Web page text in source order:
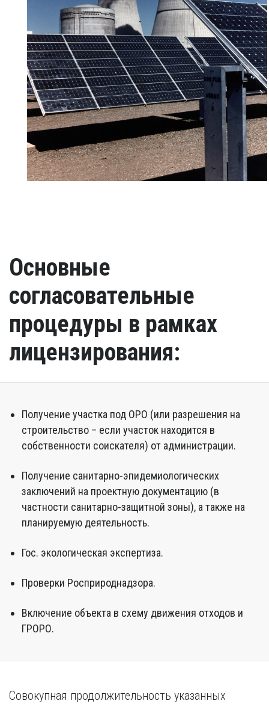
Основные
согласовательные
процедуры в рамках
лицензирования:
Получение участка под ОРО (или разрешения на
строительство – если участок находится в
собственности соискателя) от администрации.
Получение санитарно-эпидемиологических
заключений на проектную документацию (в
частности санитарно-защитной зоны), а также на
планируемую деятельность.
Гос. экологическая экспертиза.
Проверки Росприроднадзора.
Включение объекта в схему движения отходов и
ГРОРО.
Совокупная продолжительность указанных